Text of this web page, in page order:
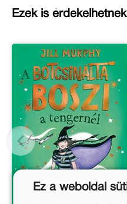
Ezek is
Ez a weboldal